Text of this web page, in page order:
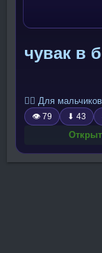
чувак в
🧍‍♂️ Для мальчиков
👁 79 ⬇ 43